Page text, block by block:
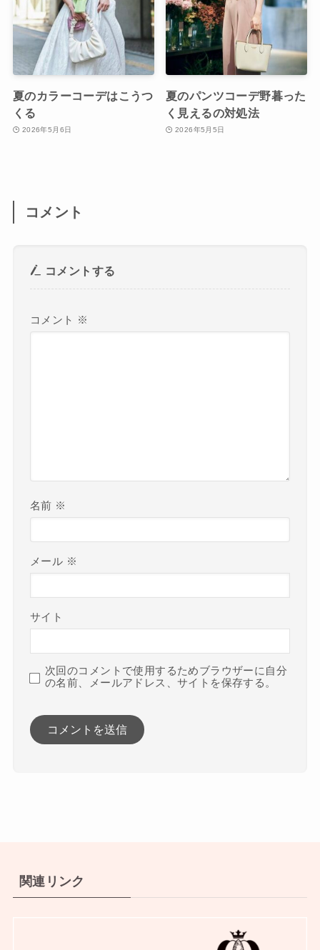
夏のカラーコーデはこうつ
くる
2026年5月6日
夏のパンツコーデ野暮った
く見えるの対処法
2026年5月5日
コメント
コメントする
コメント ※
名前 ※
メール ※
サイト
次回のコメントで使用するためブラウザーに自分
の名前、メールアドレス、サイトを保存する。
関連リンク